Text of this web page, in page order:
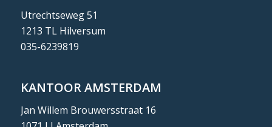
Utrechtseweg 51
1213 TL Hilversum
035-6239819
KANTOOR AMSTERDAM
Jan Willem Brouwersstraat 16